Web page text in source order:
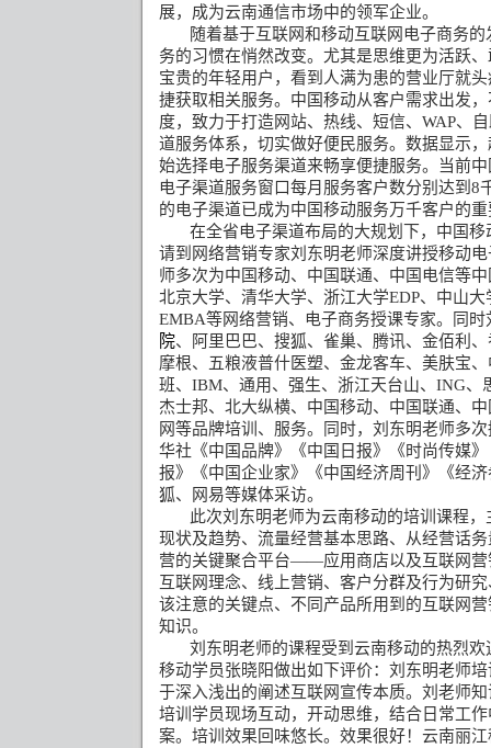
展，成为云南通信市场中的领军企业。
随着基于互联网和移动互联网电子商务
务的习惯在悄然改变。尤其是思维更为活跃
宝贵的年轻用户，看到人满为患的营业厅就
捷获取相关服务。中国移动从客户需求出发
度，致力于打造网站、热线、短信、 WAP、
道服务体系，切实做好便民服务。数据显示
始选择电子服务渠道来畅享便捷服务。当前
电子渠道服务窗口每月服务客户数分别达到 8
的电子渠道已成为中国移动服务万千客户的
在全省电子渠道布局的大规划下，中国
请到网络营销专家刘东明老师深度讲授移动
师多次为中国移动、中国联通、中国电信等
北京大学、清华大学、浙江大学EDP、中山大
EMBA等网络营销、电子商务授课专家。
同
院、阿里巴巴、搜狐、雀巢、腾讯、金佰利
摩根、五粮液普什医塑、金龙客车、美肤宝
班、 IBM、通用、强生、浙江天台山、 ING、
杰士邦、北大纵横、中国移动、中国联通、
网等品牌培训、服务。同时，刘东明老师多
华社《中国品牌》《中国日报》《时尚传媒
报》《中国企业家》《中国经济周刊》《经
狐、网易等媒体采访。
此次刘东明老师为云南移动的培训课程
现状及趋势、流量经营基本思路、从经营话
营的关键聚合平台——应用商店以及互联网营
互联网理念、线上营销、客户分群及行为研
该注意的关键点、不同产品所用到的互联网
知识。
刘东明老师的课程受到云南移动的热烈
移动学员张晓阳做出如下评价：刘东明老师
于深入浅出的阐述互联网宣传本质。刘老师
培训学员现场互动，开动思维，结合日常工
案。培训效果回味悠长。效果很好！云南丽